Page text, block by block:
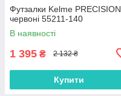
Футзалки Kelme PRECISION
червоні 55211-140
В наявності
1 395 ₴ 2 132 ₴
Купити